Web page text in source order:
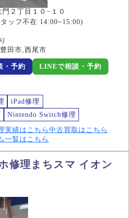
２丁目１０−１０
ッフ不在 14:00~15:00)
田市,西尾市
・予約 LINEで相談・予約
iPad修理
Nintendo Switch修理
実績はこちら 中古買取はこちら
一覧はこちら
修理まちスマ イオン